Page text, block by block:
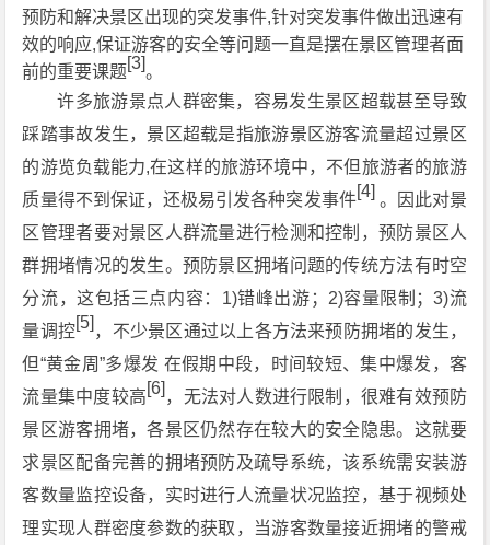
预防和解决景区出现的突发事件,针对突发事件做出迅速有
效的响应,保证游客的安全等问题一直是摆在景区管理者面
前的重要课题[3]。
许多旅游景点人群密集，容易发生景区超载甚至导致
踩踏事故发生，景区超载是指旅游景区游客流量超过景区
的游览负载能力,在这样的旅游环境中，不但旅游者的旅游
质量得不到保证，还极易引发各种突发事件[4]。因此对景
区管理者要对景区人群流量进行检测和控制，预防景区人
群拥堵情况的发生。预防景区拥堵问题的传统方法有时空
分流，这包括三点内容：1)错峰出游；2)容量限制；3)流
量调控[5] ，不少景区通过以上各方法来预防拥堵的发生，
但“黄金周”多爆发 在假期中段，时间较短、集中爆发，客
流量集中度较高[6] ，无法对人数进行限制，很难有效预防
景区游客拥堵，各景区仍然存在较大的安全隐患。这就要
求景区配备完善的拥堵预防及疏导系统，该系统需安装游
客数量监控设备，实时进行人流量状况监控，基于视频处
理实现人群密度参数的获取，当游客数量接近拥堵的警戒